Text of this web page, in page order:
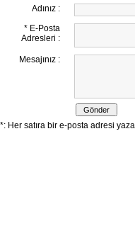
Adınız :
* E-Posta
Adresleri :
Mesajınız :
*: Her satıra bir e-posta adresi